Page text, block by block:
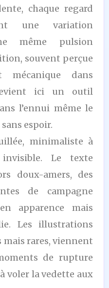
chaque regard
une variation
même pulsion
souvent perçue
mécanique dans
ici un outil
l’ennui même le
espoir.
minimaliste à
invisible. Le texte
doux-amers, des
de campagne
apparence mais
Les illustrations
mais rares, viennent
de rupture
voler la vedette aux